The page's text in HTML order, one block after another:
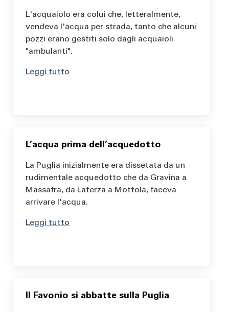
L'acquaiolo era colui che, letteralmente,
vendeva l'acqua per strada, tanto che alcuni
pozzi erano gestiti solo dagli acquaioli
"ambulanti".
Leggi tutto
L’acqua prima dell’acquedotto
La Puglia inizialmente era dissetata da un
rudimentale acquedotto che da Gravina a
Massafra, da Laterza a Mottola, faceva
arrivare l'acqua.
Leggi tutto
Il Favonio si abbatte sulla Puglia